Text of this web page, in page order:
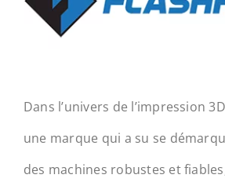
Dans l’univers de l’impression
une marque qui a su se
des machines robustes et